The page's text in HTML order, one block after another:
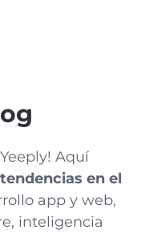
Aquí
tendencias en el
app y web,
inteligencia